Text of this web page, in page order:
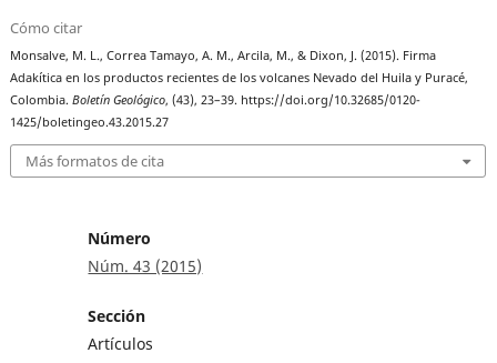
Cómo citar
Monsalve, M. L., Correa Tamayo, A. M., Arcila, M., & Dixon, J. (2015). Firma
Adakítica en los productos recientes de los volcanes Nevado del Huila y Puracé,
Colombia.Boletín Geológico, (43), 23–39. https://doi.org/10.32685/0120-
1425/boletingeo.43.2015.27
Más formatos de cita
Número
Núm. 43 (2015)
Sección
Artículos